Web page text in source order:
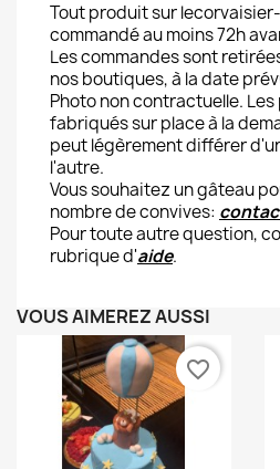
Tout produit sur
commandé au moins 72h
Les commandes sont
nos boutiques, à la date
Photo non contractuelle.
fabriqués sur place à la
peut légèrement différer
l'autre.
Vous souhaitez un gâteau
nombre de convives:
Pour toute autre question,
rubrique d'aide.
VOUS AIMEREZ AUSSI
favorite_border